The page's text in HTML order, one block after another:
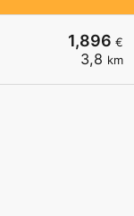
1,896 €
3,8 km